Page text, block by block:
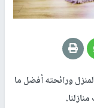
ورائحته أفضل ما